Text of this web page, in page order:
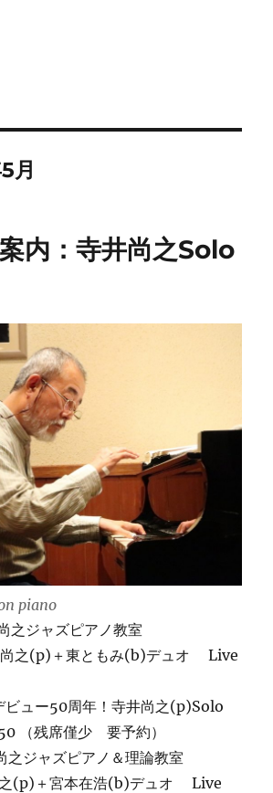
月
内：寺井尚之Solo
piano
之ジャズピアノ教室
之(p)＋東ともみ(b)デュオ Live
ビュー50周年！寺井尚之(p)Solo
（残席僅少 要予約）
ジャズピアノ＆理論教室
(p)＋宮本在浩(b)デュオ Live